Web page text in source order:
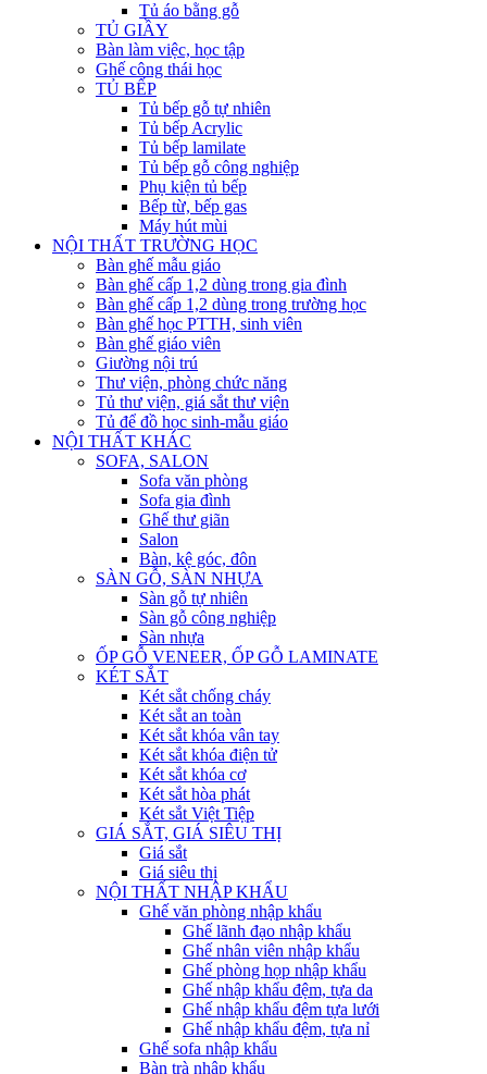
Tủ áo bằng gỗ
TỦ GIẦY
Bàn làm việc, học tập
Ghế công thái học
TỦ BẾP
Tủ bếp gỗ tự nhiên
Tủ bếp Acrylic
Tủ bếp lamilate
Tủ bếp gỗ công nghiệp
Phụ kiện tủ bếp
Bếp từ, bếp gas
Máy hút mùi
NỘI THẤT TRƯỜNG HỌC
Bàn ghế mẫu giáo
Bàn ghế cấp 1,2 dùng trong gia đình
Bàn ghế cấp 1,2 dùng trong trường học
Bàn ghế học PTTH, sinh viên
Bàn ghế giáo viên
Giường nội trú
Thư viện, phòng chức năng
Tủ thư viện, giá sắt thư viện
Tủ để đồ học sinh-mẫu giáo
NỘI THẤT KHÁC
SOFA, SALON
Sofa văn phòng
Sofa gia đình
Ghế thư giãn
Salon
Bàn, kệ góc, đôn
SÀN GỖ, SÀN NHỰA
Sàn gỗ tự nhiên
Sàn gỗ công nghiệp
Sàn nhựa
ỐP GỖ VENEER, ỐP GỖ LAMINATE
KÉT SẮT
Két sắt chống cháy
Két sắt an toàn
Két sắt khóa vân tay
Két sắt khóa điện tử
Két sắt khóa cơ
Két sắt hòa phát
Két sắt Việt Tiệp
GIÁ SẮT, GIÁ SIÊU THỊ
Giá sắt
Giá siêu thị
NỘI THẤT NHẬP KHẨU
Ghế văn phòng nhập khẩu
Ghế lãnh đạo nhập khẩu
Ghế nhân viên nhập khẩu
Ghế phòng họp nhập khẩu
Ghế nhập khẩu đệm, tựa da
Ghế nhập khẩu đệm tựa lưới
Ghế nhập khẩu đệm, tựa nỉ
Ghế sofa nhập khẩu
Bàn trà nhập khẩu